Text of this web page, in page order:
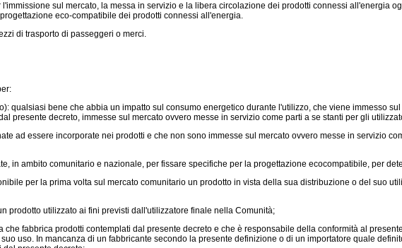
sul mercato, la messa in servizio e la libera circolazione dei prodotti connessi all'energia
eco-compatibile dei prodotti connessi all'energia.
di trasporto di passeggeri o merci.
qualsiasi bene che abbia un impatto sul consumo energetico durante l'utilizzo, che viene immesso
presente decreto, immesse sul mercato ovvero messe in servizio come parti a se stanti per gli
ad essere incorporate nei prodotti e che non sono immesse sul mercato ovvero messe in servizio
in ambito comunitario e nazionale, per fissare specifiche per la progettazione ecocompatibile, per
per la prima volta sul mercato comunitario un prodotto in vista della sua distribuzione o del suo
prodotto utilizzato ai fini previsti dall'utilizzatore finale nella Comunità;
fabbrica prodotti contemplati dal presente decreto e che è responsabile della conformità al
uso. In mancanza di un fabbricante secondo la presente definizione o di un importatore quale